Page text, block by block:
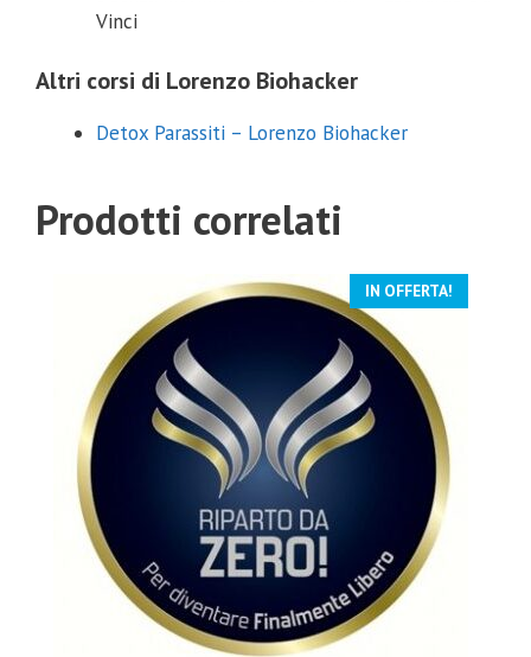
Vinci
Altri corsi di Lorenzo Biohacker
Detox Parassiti – Lorenzo Biohacker
Prodotti correlati
IN OFFERTA!